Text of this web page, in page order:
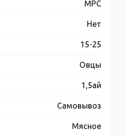
МРС
Нет
15-25
Овцы
1,5ай
Самовывоз
Мясное